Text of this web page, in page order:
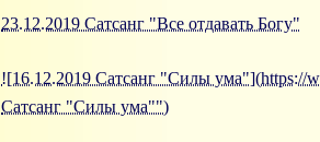
23.12.2019 Сатсанг "Все отдавать Богу"
![16.12.2019 Сатсанг "Силы ума"](https://
Сатсанг "Силы ума"")